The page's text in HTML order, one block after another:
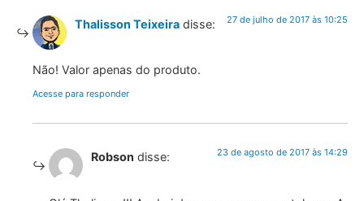
Thalisson Teixeira disse: 27 de julho de 2017 às 10:25
Não! Valor apenas do produto.
Acesse para responder
Robson disse: 23 de agosto de 2017 às 14:29